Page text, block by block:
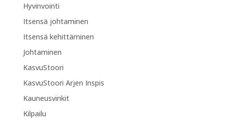
Hyvinvointi
Itsensä johtaminen
Itsensä kehittäminen
Johtaminen
KasvuStoori
KasvuStoori Arjen Inspis
Kauneusvinkit
Kilpailu